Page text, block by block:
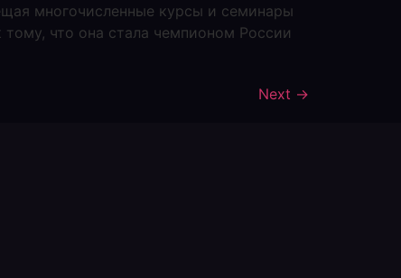
многочисленные курсы и семинары
что она стала чемпионом России
Next →